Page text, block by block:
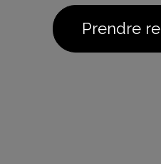
Prendre